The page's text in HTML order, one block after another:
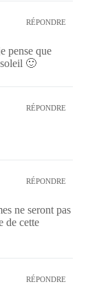
RÉPONDRE
pense que
🙂
RÉPONDRE
RÉPONDRE
ne seront pas
de cette
RÉPONDRE